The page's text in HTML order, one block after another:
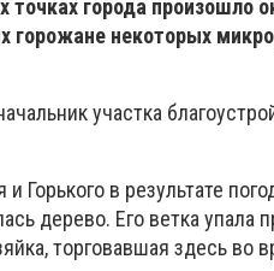
точках города произошло
горожане некоторых
участка
Горького в результате
дерево. Его ветка упала
торговавшая здесь во